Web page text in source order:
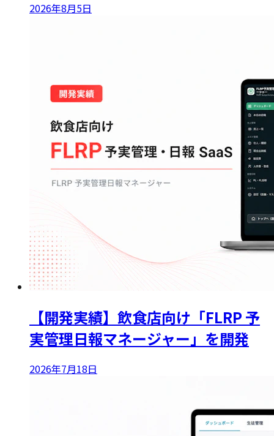
2026年8月5日
【開発実績】飲食店向け「FLRP 予
実管理日報マネージャー」を開発
2026年7月18日